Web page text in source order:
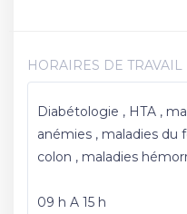
HORAIRES DE TRAVAIL
Diabétologie , HTA ,
anémies , maladies du
colon , maladies
09 h A 15 h